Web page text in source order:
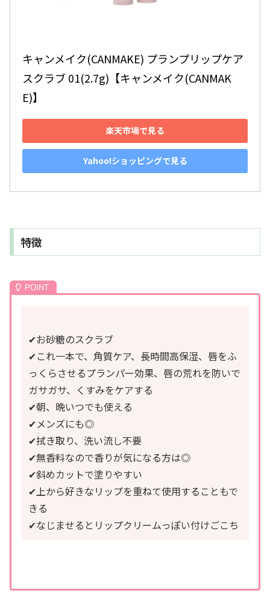
キャンメイク(CANMAKE) プランプリップケア
スクラブ 01(2.7g)【キャンメイク(CANMAK
E)】
楽天市場で見る
Yahoo!ショッピングで見る
特徴
✔︎お砂糖のスクラブ
✔︎これ一本で、角質ケア、長時間高保湿、唇をふ
っくらさせるプランパー効果、唇の荒れを防いで
ガサガサ、くすみをケアする
✔︎朝、晩いつでも使える
✔︎メンズにも◎
✔︎拭き取り、洗い流し不要
✔︎無香料なので香りが気になる方は◎
✔︎斜めカットで塗りやすい
✔︎上から好きなリップを重ねて使用することもで
きる
✔︎なじませるとリップクリームっぽい付けごこち